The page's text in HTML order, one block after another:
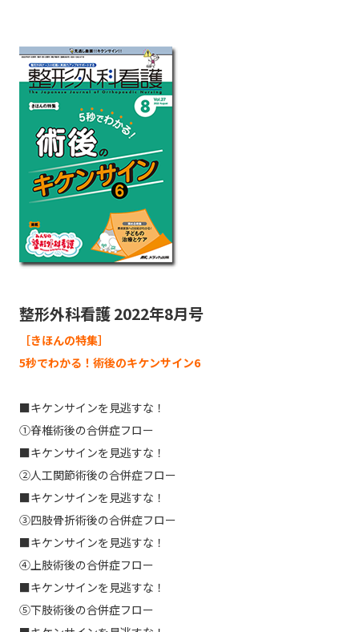
整形外科看護 2022年8月号
［きほんの特集］
5秒でわかる！術後のキケンサイン6
■キケンサインを見逃すな！
①脊椎術後の合併症フロー
■キケンサインを見逃すな！
②人工関節術後の合併症フロー
■キケンサインを見逃すな！
③四肢骨折術後の合併症フロー
■キケンサインを見逃すな！
④上肢術後の合併症フロー
■キケンサインを見逃すな！
⑤下肢術後の合併症フロー